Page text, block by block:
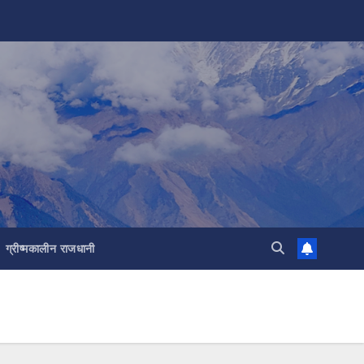
ग्रीष्मकालीन राजधानी